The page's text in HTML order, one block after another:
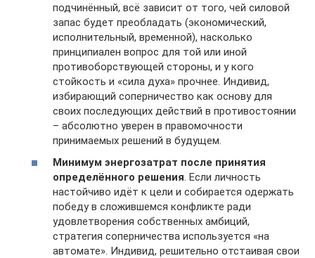
подчинённый, всё зависит от того, чей силовой
запас будет преобладать (экономический,
исполнительный, временной), насколько
принципиален вопрос для той или иной
противоборствующей стороны, и у кого
стойкость и «сила духа» прочнее. Индивид,
избирающий соперничество как основу для
своих последующих действий в противостоянии
– абсолютно уверен в правомочности
принимаемых решений в будущем.
Минимум энергозатрат после принятия
определённого решения. Если личность
настойчиво идёт к цели и собирается одержать
победу в сложившемся конфликте ради
удовлетворения собственных амбиций,
стратегия соперничества используется «на
автомате». Индивид, решительно отстаивая свои